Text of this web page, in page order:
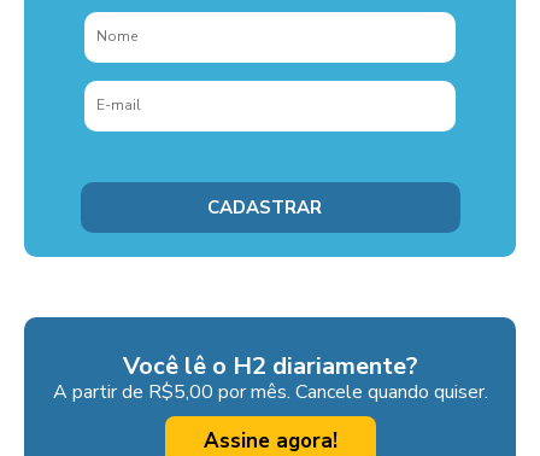
Você lê o H2 diariamente?
A partir de R$5,00 por mês. Cancele quando quiser.
Assine agora!